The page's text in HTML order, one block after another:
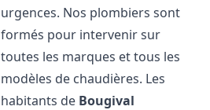
urgences. Nos plombiers sont
formés pour intervenir sur
toutes les marques et tous les
modèles de chaudières. Les
habitants de Bougival